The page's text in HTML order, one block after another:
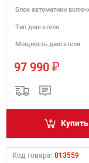
Блок автоматики
Тип двигателя
Мощность двигателя
97 990 ₽
Купить
Код товара: 813559